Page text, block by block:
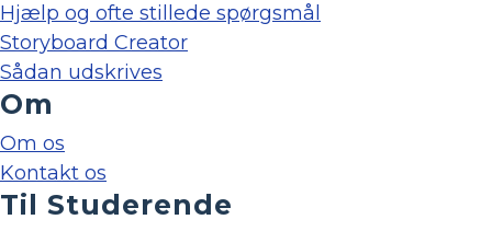
Hjælp og ofte stillede spørgsmål
Storyboard Creator
Sådan udskrives
Om
Om os
Kontakt os
Til Studerende